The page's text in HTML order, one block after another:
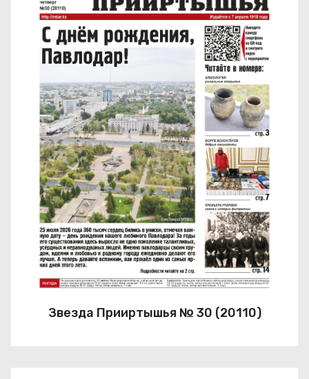
Звезда Прииртышья № 30 (20110)